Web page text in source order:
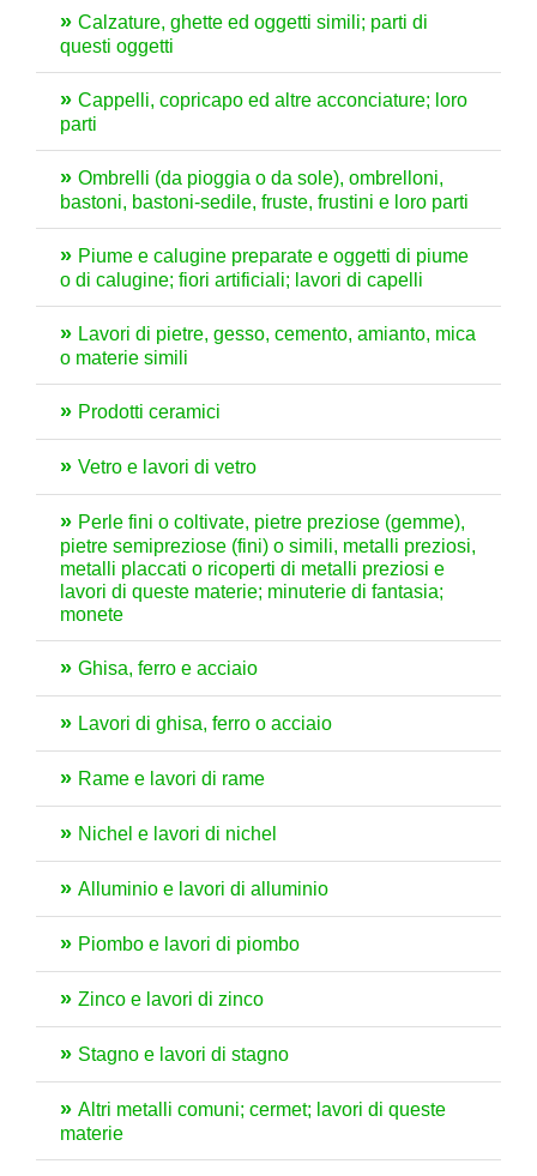
Calzature, ghette ed oggetti simili; parti di
questi oggetti
Cappelli, copricapo ed altre acconciature; loro
parti
Ombrelli (da pioggia o da sole), ombrelloni,
bastoni, bastoni-sedile, fruste, frustini e loro parti
Piume e calugine preparate e oggetti di piume
o di calugine; fiori artificiali; lavori di capelli
Lavori di pietre, gesso, cemento, amianto, mica
o materie simili
Prodotti ceramici
Vetro e lavori di vetro
Perle fini o coltivate, pietre preziose (gemme),
pietre semipreziose (fini) o simili, metalli preziosi,
metalli placcati o ricoperti di metalli preziosi e
lavori di queste materie; minuterie di fantasia;
monete
Ghisa, ferro e acciaio
Lavori di ghisa, ferro o acciaio
Rame e lavori di rame
Nichel e lavori di nichel
Alluminio e lavori di alluminio
Piombo e lavori di piombo
Zinco e lavori di zinco
Stagno e lavori di stagno
Altri metalli comuni; cermet; lavori di queste
materie